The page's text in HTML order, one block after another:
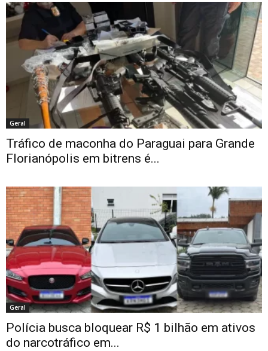
Geral
Tráfico de maconha do Paraguai para Grande
Florianópolis em bitrens é...
Geral
Polícia busca bloquear R$ 1 bilhão em ativos
do narcotráfico em...